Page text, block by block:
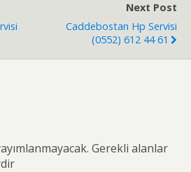
Next Post
Caddebostan Hp Servisi
(0552) 612 44 61
Gerekli alanlar